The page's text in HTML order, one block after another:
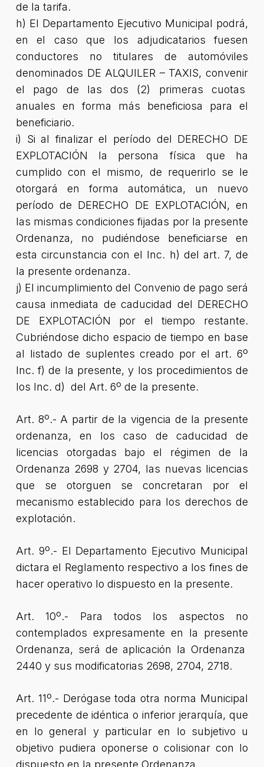
de la tarifa.
h) El Departamento Ejecutivo Municipal podrá,
en el caso que los adjudicatarios fuesen
conductores no titulares de automóviles
denominados DE ALQUILER – TAXIS, convenir
el pago de las dos (2) primeras cuotas
anuales en forma más beneficiosa para el
beneficiario.
i) Si al finalizar el período del DERECHO DE
EXPLOTACIÓN la persona física que ha
cumplido con el mismo, de requerirlo se le
otorgará en forma automática, un nuevo
período de DERECHO DE EXPLOTACIÓN, en
las mismas condiciones fijadas por la presente
Ordenanza, no pudiéndose beneficiarse en
esta circunstancia con el Inc. h) del art. 7, de
la presente ordenanza.
j) El incumplimiento del Convenio de pago será
causa inmediata de caducidad del DERECHO
DE EXPLOTACIÓN por el tiempo restante.
Cubriéndose dicho espacio de tiempo en base
al listado de suplentes creado por el art. 6º
Inc. f) de la presente, y los procedimientos de
los Inc. d) del Art. 6º de la presente.
Art. 8º.- A partir de la vigencia de la presente
ordenanza, en los caso de caducidad de
licencias otorgadas bajo el régimen de la
Ordenanza 2698 y 2704, las nuevas licencias
que se otorguen se concretaran por el
mecanismo establecido para los derechos de
explotación.
Art. 9º.- El Departamento Ejecutivo Municipal
dictara el Reglamento respectivo a los fines de
hacer operativo lo dispuesto en la presente.
Art. 10º.- Para todos los aspectos no
contemplados expresamente en la presente
Ordenanza, será de aplicación la Ordenanza
2440 y sus modificatorias 2698, 2704, 2718.
Art. 11º.- Derógase toda otra norma Municipal
precedente de idéntica o inferior jerarquía, que
en lo general y particular en lo subjetivo u
objetivo pudiera oponerse o colisionar con lo
dispuesto en la presente Ordenanza.